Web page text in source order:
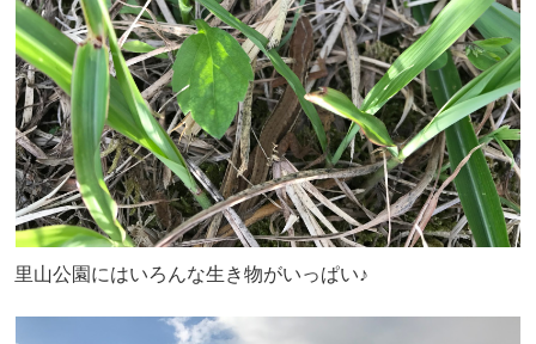
里山公園にはいろんな生き物がいっぱい♪